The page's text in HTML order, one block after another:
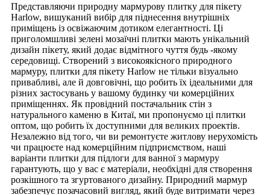
Представляючи природну мармурову плитку для пікету
Harlow, вишуканий вибір для піднесення внутрішніх
приміщень із освіжаючим дотиком елегантності. Ці
приголомшливі зелені мозаїчні плитки мають унікальний
дизайн пікету, який додає відмітного чуття будь -якому
середовищі. Створений з високоякісного природного
мармуру, плитки для пікету Harlow не тільки візуально
привабливі, але й довговічні, що робить їх ідеальними для
різних застосувань у вашому будинку чи комерційних
приміщеннях. Як провідний постачальник стін з
натурального каменю в Китаї, ми пропонуємо ці плитки
оптом, що робить їх доступними для великих проектів.
Незалежно від того, чи ви ремонтуєте житлову нерухомість
чи працюєте над комерційним підприємством, наші
варіанти плитки для підлоги для ванної з мармуру
гарантують, що у вас є матеріали, необхідні для створення
розкішного та згуртованого дизайну. Природний мармур
забезпечує позачасовий вигляд, який буде витримати через